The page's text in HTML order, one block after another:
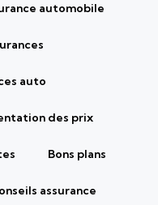
automobile
auto
des prix
Bons plans
assurance